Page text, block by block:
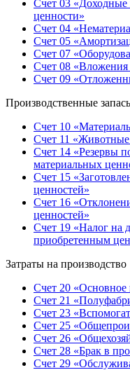
Счет 03 «Доходные
ценности»
Счет 04
Счет 05
Счет 07
Счет 08 «Вложения
Счет 09
Производственные
Счет 10
Счет 11
Счет 14 «Резервы
материальных
Счет 15
ценностей»
Счет 16
ценностей»
Счет 19 «Налог на
приобретенным
Затраты на производство
Счет 20 «Основное
Счет 21
Счет 23
Счет 25
Счет 26
Счет 28 «Брак в
Счет 29